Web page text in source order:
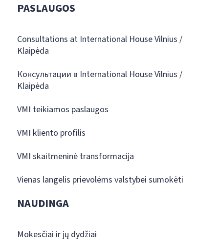
PASLAUGOS
Consultations at International House Vilnius /
Klaipėda
Консультации в International House Vilnius /
Klaipėda
VMI teikiamos paslaugos
VMI kliento profilis
VMI skaitmeninė transformacija
Vienas langelis prievolėms valstybei sumokėti
NAUDINGA
Mokesčiai ir jų dydžiai